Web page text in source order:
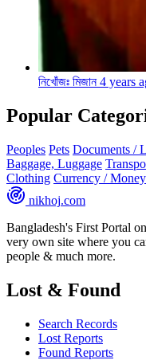
নিখোঁজঃ মিজান 4 years
Popular
Peoples Pets Documents /
Baggage, Luggage
Clothing Currency / Money
nikhoj.com
Bangladesh's First Portal
very own site where you
people & much more.
Lost & Found
Search Records
Lost Reports
Found Reports